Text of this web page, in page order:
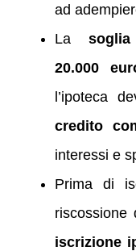
ad
La
20.000
l’ipoteca
credito
interessi e
Prima di
riscossione
iscrizione